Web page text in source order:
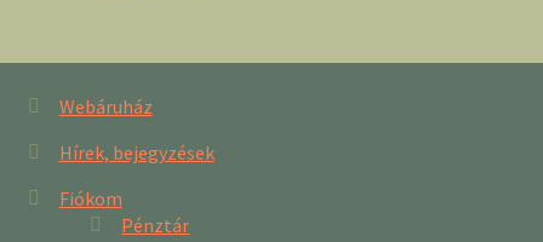
Webáruház
Hírek, bejegyzések
Fiókom
Pénztár